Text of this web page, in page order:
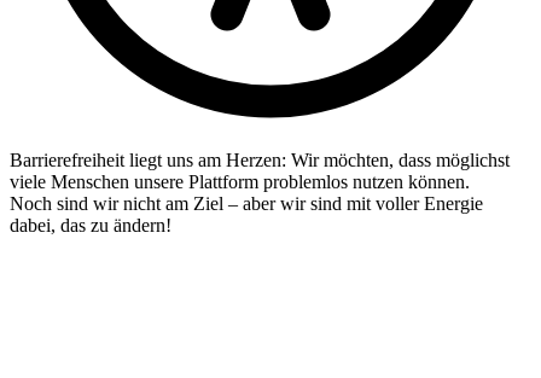
Barrierefreiheit liegt uns am Herzen: Wir möchten, dass möglichst
viele Menschen unsere Plattform problemlos nutzen können.
Noch sind wir nicht am Ziel – aber wir sind mit voller Energie
dabei, das zu ändern!